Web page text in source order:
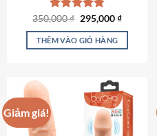
Được xếp
hạng4.79
5 sao
350,000₫ Giá
là:
350,000 ₫.
295,000₫Giá
tại
THÊM VÀO GIỎ HÀNG
Giảm giá!